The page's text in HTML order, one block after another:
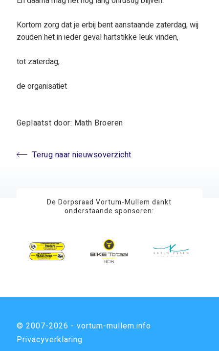
Kortom zorg dat je erbij bent aanstaande zaterdag, wij
zouden het in ieder geval hartstikke leuk vinden,
tot zaterdag,
de organisatiet
Geplaatst door: Math Broeren
Terug naar nieuwsoverzicht
De Dorpsraad Vortum-Mullem dankt
onderstaande sponsoren:
© 2007-2026 - vortum-mullem.info
Privacyverklaring